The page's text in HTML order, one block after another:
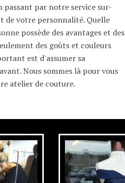
passant par notre service sur-
de votre personnalité. Quelle
possède des avantages et des
des goûts et couleurs
est d'assumer sa
Nous sommes là pour vous
atelier de couture.